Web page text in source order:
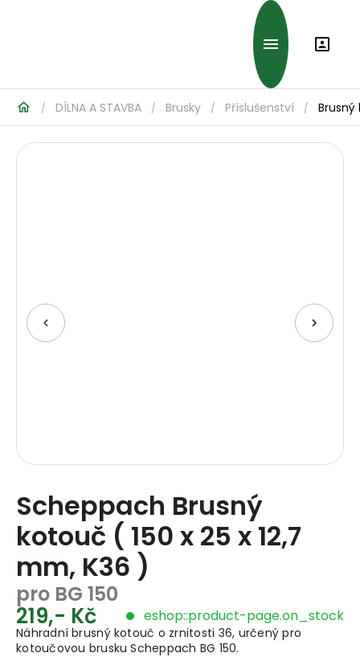
/ DÍLNA A STAVBA / Brusky / Příslušenství / Brusný
Scheppach Brusný
kotouč ( 150 x 25 x 12,7
mm, K36 )
pro BG 150
219,- Kč eshop::product-page.on_stock
Náhradní brusný kotouč o zrnitosti 36, určený pro
kotoučovou brusku Scheppach BG 150.